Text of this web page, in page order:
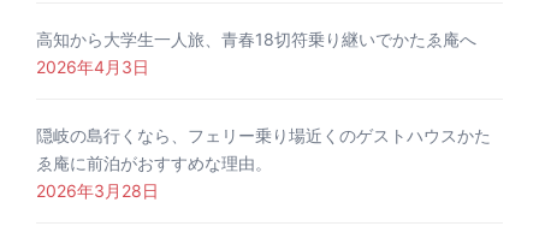
高知から大学生一人旅、青春18切符乗り継いでかたゑ庵へ
2026年4月3日
隠岐の島行くなら、フェリー乗り場近くのゲストハウスかた
ゑ庵に前泊がおすすめな理由。
2026年3月28日